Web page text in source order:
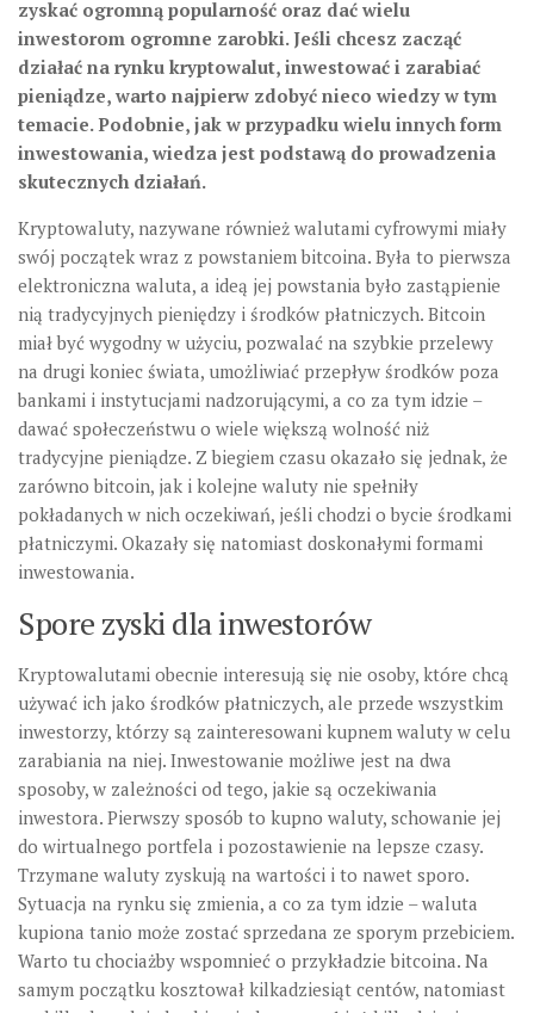
zyskać ogromną popularność oraz dać wielu
inwestorom ogromne zarobki. Jeśli chcesz zacząć
działać na rynku kryptowalut, inwestować i zarabiać
pieniądze, warto najpierw zdobyć nieco wiedzy w tym
temacie. Podobnie, jak w przypadku wielu innych form
inwestowania, wiedza jest podstawą do prowadzenia
skutecznych działań.
Kryptowaluty, nazywane również walutami cyfrowymi miały
swój początek wraz z powstaniem bitcoina. Była to pierwsza
elektroniczna waluta, a ideą jej powstania było zastąpienie
nią tradycyjnych pieniędzy i środków płatniczych. Bitcoin
miał być wygodny w użyciu, pozwalać na szybkie przelewy
na drugi koniec świata, umożliwiać przepływ środków poza
bankami i instytucjami nadzorującymi, a co za tym idzie –
dawać społeczeństwu o wiele większą wolność niż
tradycyjne pieniądze. Z biegiem czasu okazało się jednak, że
zarówno bitcoin, jak i kolejne waluty nie spełniły
pokładanych w nich oczekiwań, jeśli chodzi o bycie środkami
płatniczymi. Okazały się natomiast doskonałymi formami
inwestowania.
Spore zyski dla inwestorów
Kryptowalutami obecnie interesują się nie osoby, które chcą
używać ich jako środków płatniczych, ale przede wszystkim
inwestorzy, którzy są zainteresowani kupnem waluty w celu
zarabiania na niej. Inwestowanie możliwe jest na dwa
sposoby, w zależności od tego, jakie są oczekiwania
inwestora. Pierwszy sposób to kupno waluty, schowanie jej
do wirtualnego portfela i pozostawienie na lepsze czasy.
Trzymane waluty zyskują na wartości i to nawet sporo.
Sytuacja na rynku się zmienia, a co za tym idzie – waluta
kupiona tanio może zostać sprzedana ze sporym przebiciem.
Warto tu chociażby wspomnieć o przykładzie bitcoina. Na
samym początku kosztował kilkadziesiąt centów, natomiast